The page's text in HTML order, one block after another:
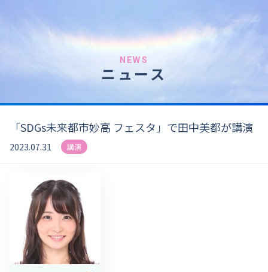
NEWS
ニュース
「SDGs未来都市妙高 フェスタ」で田中美都が講演
2023.07.31 講演